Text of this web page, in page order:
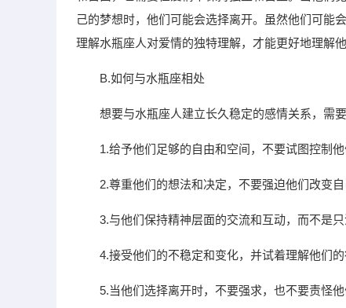
己的梦想时，他们可能会选择离开。虽然他们可能
理解水瓶座人对爱情的独特理解，才能更好地理解
B.如何与水瓶座相处
想要与水瓶座人建立长久稳定的感情关系，需要
1.给予他们足够的自由和空间，不要试图控制他
2.尊重他们的想法和决定，不要强迫他们改变自
3.与他们保持精神层面的交流和互动，而不是只
4.接受他们的不稳定和变化，并试着理解他们的
5.当他们选择离开时，不要强求，也不要责怪